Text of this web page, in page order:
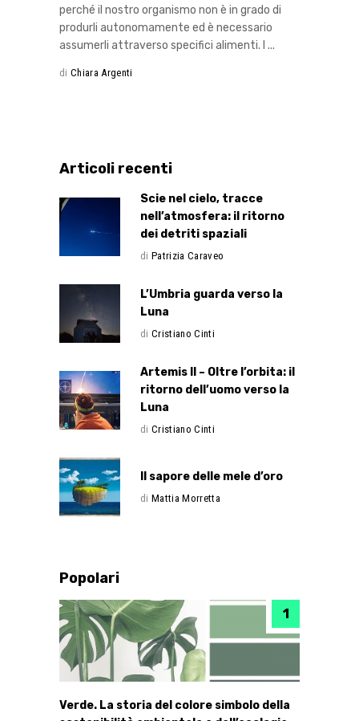
perché il nostro organismo non è in grado di
produrli autonomamente ed è necessario
assumerli attraverso specifici alimenti. I
di Chiara Argenti
Articoli recenti
Scie nel cielo, tracce
nell’atmosfera: il ritorno
dei detriti spaziali
di Patrizia Caraveo
L’Umbria guarda verso la
Luna
di Cristiano Cinti
Artemis II – Oltre l’orbita: il
ritorno dell’uomo verso la
Luna
di Cristiano Cinti
Il sapore delle mele d’oro
di Mattia Morretta
Popolari
Verde. La storia del colore simbolo della